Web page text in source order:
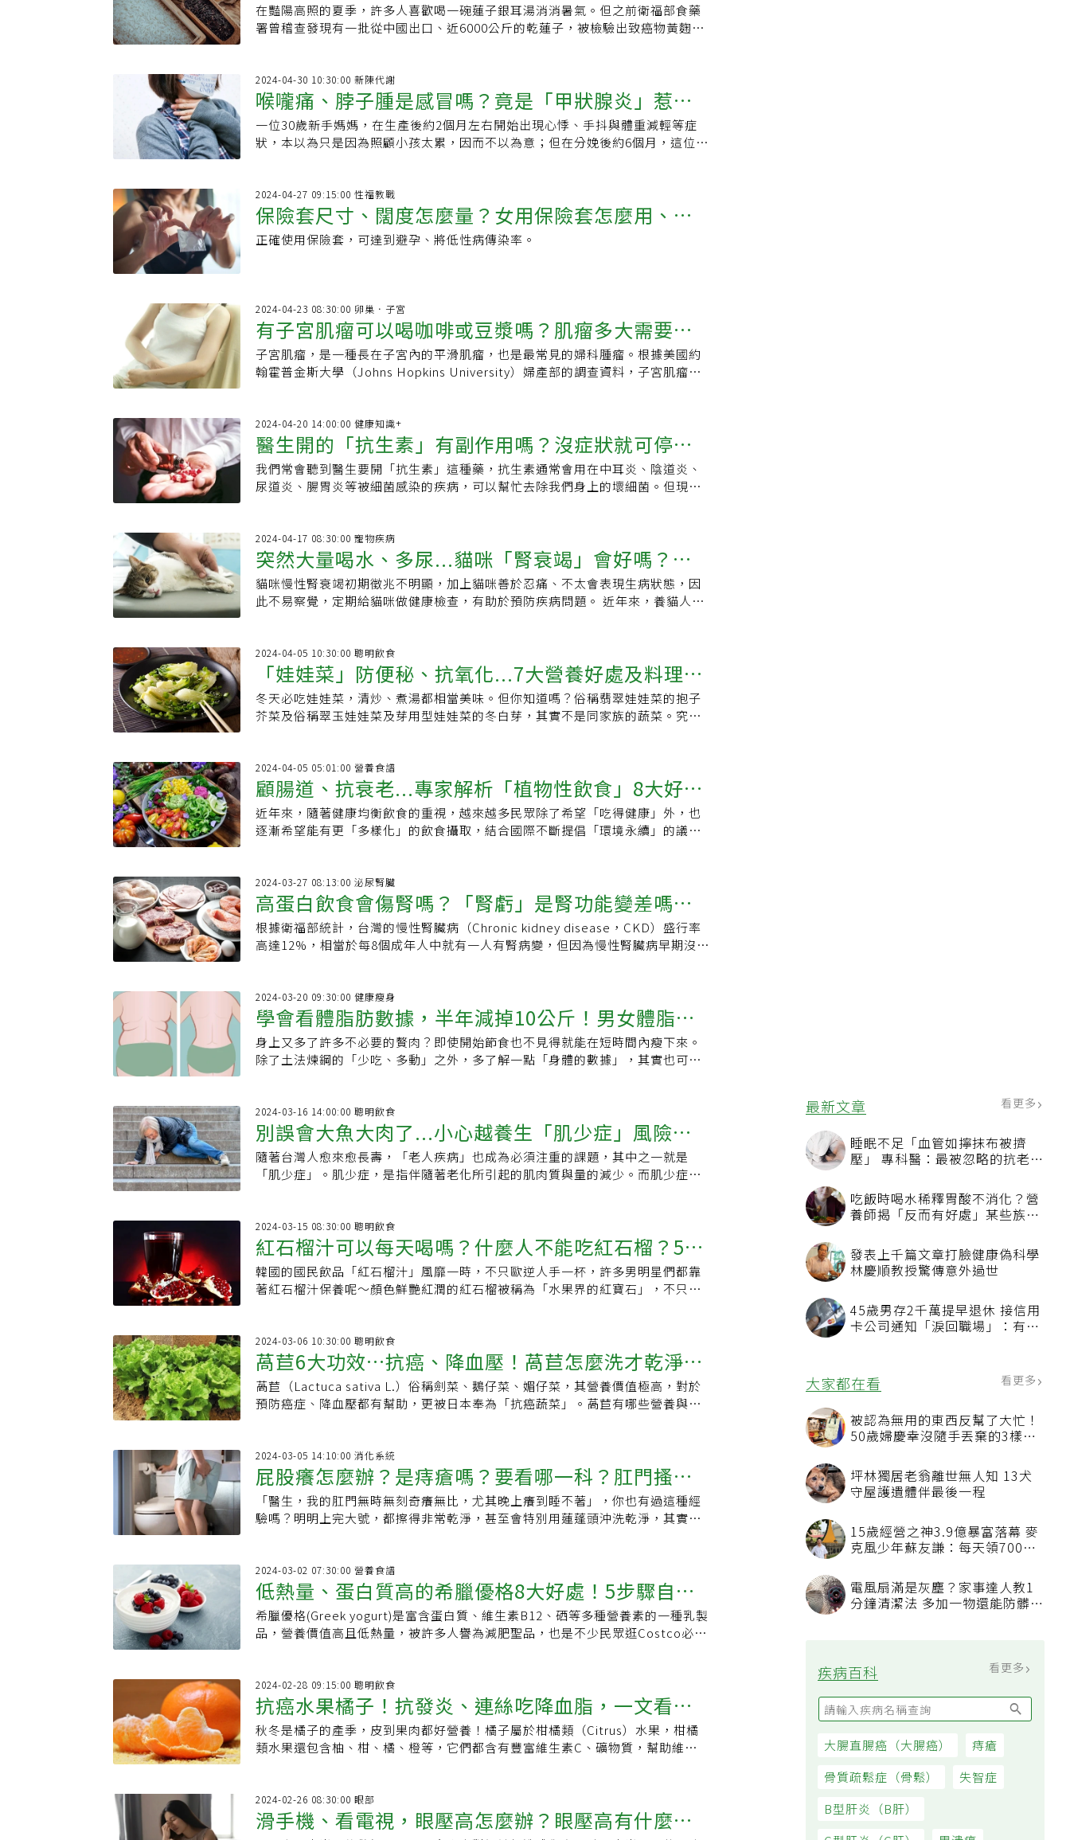
最新文章 看更多
睡眠不足「血管如擰抹布被擠
壓」 專科醫：最被忽略的抗老方
吃飯時喝水稀釋胃酸不消化？營
養師揭「反而有好處」某些族群
發表上千篇文章打臉健康偽科學
林慶順教授驚傳意外過世
45歲男存2千萬提早退休 接信用
卡公司通知「淚回職場」：有錢
大家都在看 看更多
被認為無用的東西反幫了大忙！
50歲婦慶幸沒隨手丟棄的3樣物
坪林獨居老翁離世無人知 13犬
守屋護遺體伴最後一程
15歲經營之神3.9億暴富落幕 麥
克風少年蘇友謙：每天領700元
電風扇滿是灰塵？家事達人教1
分鐘清潔法 多加一物還能防髒汙
疾病百科 看更多
大腸直腸癌（大腸癌）
痔瘡
骨質疏鬆症（骨鬆）
失智症
B型肝炎（B肝）
易產生黃麴毒素的「4大類食物」
在豔陽高照的夏季，許多人喜歡喝一碗蓮子銀耳湯消消暑氣。但之前衛福部食藥
署曾稽查發現有一批從中國出口、近6000公斤的乾蓮子，被檢驗出致癌物黃麴毒
2024-04-30 10:30:00 新陳代謝
喉嚨痛、脖子腫是感冒嗎？竟是「甲狀腺炎」惹
禍！女比男風險高的甲狀腺炎QA一次看
一位30歲新手媽媽，在生產後約2個月左右開始出現心悸、手抖與體重減輕等症
狀，本以為只是因為照顧小孩太累，因而不以為意；但在分娩後約6個月，這位媽
2024-04-27 09:15:00 性福教戰
保險套尺寸、闊度怎麼量？女用保險套怎麼用、避
孕效果好嗎？保險套常見問題一次瞭解
正確使用保險套，可達到避孕、將低性病傳染率。
2024-04-23 08:30:00 卵巢．子宮
有子宮肌瘤可以喝咖啡或豆漿嗎？肌瘤多大需要手
術？子宮肌瘤QA一次看
子宮肌瘤，是一種長在子宮內的平滑肌瘤，也是最常見的婦科腫瘤。根據美國約
翰霍普金斯大學（Johns Hopkins University）婦產部的調查資料，子宮肌瘤發
2024-04-20 14:00:00 健康知識+
醫生開的「抗生素」有副作用嗎？沒症狀就可停
吃？忘記按時服用怎麼辦？「10抗生素QA」一次看
我們常會聽到醫生要開「抗生素」這種藥，抗生素通常會用在中耳炎、陰道炎、
尿道炎、腸胃炎等被細菌感染的疾病，可以幫忙去除我們身上的壞細菌。但現在
2024-04-17 08:30:00 寵物疾病
突然大量喝水、多尿...貓咪「腎衰竭」會好嗎？腎
貓症狀、飲食建議一次看
貓咪慢性腎衰竭初期徵兆不明顯，加上貓咪善於忍痛、不太會表現生病狀態，因
此不易察覺，定期給貓咪做健康檢查，有助於預防疾病問題。 近年來，養貓人口
2024-04-05 10:30:00 聰明飲食
「娃娃菜」防便秘、抗氧化...7大營養好處及料理食
譜一次整理
冬天必吃娃娃菜，清炒、煮湯都相當美味。但你知道嗎？俗稱翡翠娃娃菜的抱子
芥菜及俗稱翠玉娃娃菜及芽用型娃娃菜的冬白芽，其實不是同家族的蔬菜。究竟
2024-04-05 05:01:00 營養食譜
顧腸道、抗衰老...專家解析「植物性飲食」8大好
處！想補充蛋白質必看「3大菜單」
近年來，隨著健康均衡飲食的重視，越來越多民眾除了希望「吃得健康」外，也
逐漸希望能有更「多樣化」的飲食攝取，結合國際不斷提倡「環境永續」的議
2024-03-27 08:13:00 泌尿腎臟
高蛋白飲食會傷腎嗎？「腎虧」是腎功能變差嗎？
醫師破解慢性腎臟病7大迷思
根據衛福部統計，台灣的慢性腎臟病（Chronic kidney disease，CKD）盛行率
高達12%，相當於每8個成年人中就有一人有腎病變，但因為慢性腎臟病早期沒有
2024-03-20 09:30:00 健康瘦身
學會看體脂肪數據，半年減掉10公斤！男女體脂肪
標準表看這裡
身上又多了許多不必要的贅肉？即使開始節食也不見得就能在短時間內瘦下來。
除了土法煉鋼的「少吃、多動」之外，多了解一點「身體的數據」，其實也可以
2024-03-16 14:00:00 聰明飲食
別誤會大魚大肉了...小心越養生「肌少症」風險越
大！陳亮恭教你：怎麼吃、怎麼動才能留住肌肉
隨著台灣人愈來愈長壽，「老人疾病」也成為必須注重的課題，其中之一就是
「肌少症」。肌少症，是指伴隨著老化所引起的肌肉質與量的減少。而肌少症不
2024-03-15 08:30:00 聰明飲食
紅石榴汁可以每天喝嗎？什麼人不能吃紅石榴？5大
功效、2禁忌、怎麼吃一次看
韓國的國民飲品「紅石榴汁」風靡一時，不只歐逆人手一杯，許多男明星們都靠
著紅石榴汁保養呢～顏色鮮艷紅潤的紅石榴被稱為「水果界的紅寶石」，不只具
2024-03-06 10:30:00 聰明飲食
萵苣6大功效…抗癌、降血壓！萵苣怎麼洗才乾淨？
結球、半結球，清洗方法略不同
萵苣（Lactuca sativa L.）俗稱劍菜、鵝仔菜、媚仔菜，其營養價值極高，對於
預防癌症、降血壓都有幫助，更被日本奉為「抗癌蔬菜」。萵苣有哪些營養與功
2024-03-05 14:10:00 消化系統
屁股癢怎麼辦？是痔瘡嗎？要看哪一科？肛門搔癢
症7原因、4招改善
「醫生，我的肛門無時無刻奇癢無比，尤其晚上癢到睡不著」，你也有過這種經
驗嗎？明明上完大號，都擦得非常乾淨，甚至會特別用蓮蓬頭沖洗乾淨，其實這
2024-03-02 07:30:00 營養食譜
低熱量、蛋白質高的希臘優格8大好處！5步驟自製
希臘優格
希臘優格(Greek yogurt)是富含蛋白質、維生素B12、硒等多種營養素的一種乳製
品，營養價值高且低熱量，被許多人譽為減肥聖品，也是不少民眾逛Costco必買
標準、均質、滅菌等等程序後，投入菌種發酵凝乳，再經過濾離心排除乳清後而
成。營養師劉馥萱表示，希臘優格比起一般優格的工序增加了「脫乳清」的離
心、過濾等步驟，過濾掉部分的乳糖，使其糖分與碳水化合物的含量相對低，也
因需更多鮮乳製作，因此擁有豐富的蛋白質含量，質地相較一半優格更濃稠，口
感較酸較濃厚。 與一般優格差在哪？希臘式優格是什麼？ 由上述可知，希臘優格
者營養成分佔比來看，希臘優格的碳水化合物及含糖量皆少於一般優格，其蛋白
質含量則高於一般優格，因希臘優格去除乳清的過程會去除一些乳糖，進而降低
2024-02-28 09:15:00 聰明飲食
抗癌水果橘子！抗發炎、連絲吃降血脂，一文看
「橘子」的營養、好處、怎麼挑
秋冬是橘子的產季，皮到果肉都好營養！橘子屬於柑橘類（Citrus）水果，柑橘
類水果還包含柚、柑、橘、橙等，它們都含有豐富維生素C、礦物質，幫助維持身
2024-02-26 08:30:00 眼部
滑手機、看電視，眼壓高怎麼辦？眼壓高有什麼症